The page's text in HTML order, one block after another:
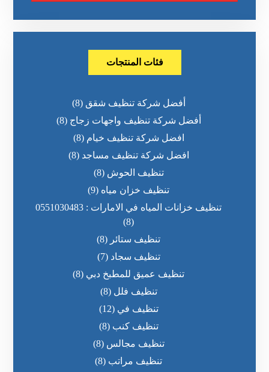
فئات المنتجات
أفضل شركة تنظيف شقق (8)
أفضل شركة تنظيف واجهات زجاج (8)
افضل شركة تنظيف خيام (8)
افضل شركة تنظيف مساجد (8)
تنظيف الحوش (8)
تنظيف خزان مياه (9)
تنظيف خزانات المياه في الامارات : 0551030483
(8)
تنظيف ستائر (8)
تنظيف سجاد (7)
تنظيف عميق للمطبخ دبي (8)
تنظيف فلل (8)
تنظيف في (12)
تنظيف كنب (8)
تنظيف مجالس (8)
تنظيف مراتب (8)